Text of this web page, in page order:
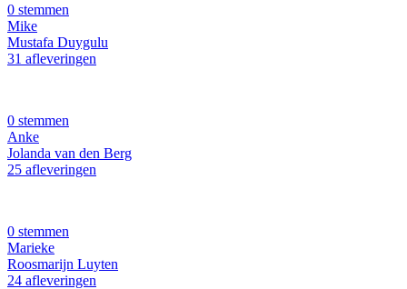
0 stemmen
Mike
Mustafa Duygulu
31 afleveringen
0 stemmen
Anke
Jolanda van den Berg
25 afleveringen
0 stemmen
Marieke
Roosmarijn Luyten
24 afleveringen